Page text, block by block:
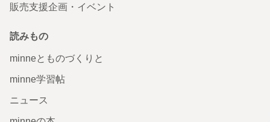
販売支援企画・イベント
読みもの
minneとものづくりと
minne学習帖
ニュース